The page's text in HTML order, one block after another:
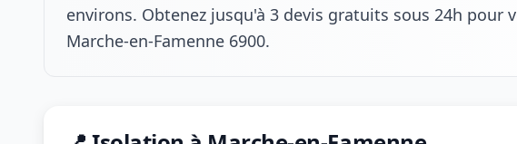
environs. Obtenez jusqu'à 3 devis gratuits sous 24h pour
Marche-en-Famenne 6900.